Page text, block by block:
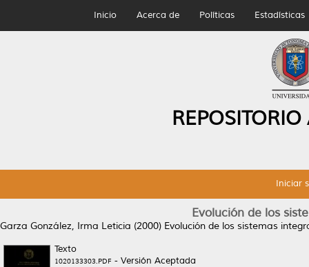
Inicio Acerca de Políticas Estadísticas
Iniciar
Evolución de los
Garza González, Irma Leticia (2000) Evolución de los sistemas
Texto
1020133303.PDF - Versión Aceptada